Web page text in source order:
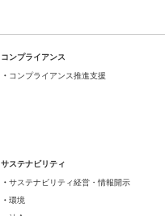
コンプライアンス
コンプライアンス推進支援
サステナビリティ
サステナビリティ経営・情報開示
環境